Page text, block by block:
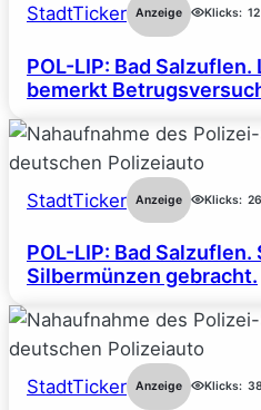
StadtTicker Anzeige Klicks: 12
POL-LIP: Bad
bemerkt
StadtTicker Anzeige Klicks:
POL-LIP: Bad Salzuflen.
Silbermünzen gebracht.
StadtTicker Anzeige Klicks: 38